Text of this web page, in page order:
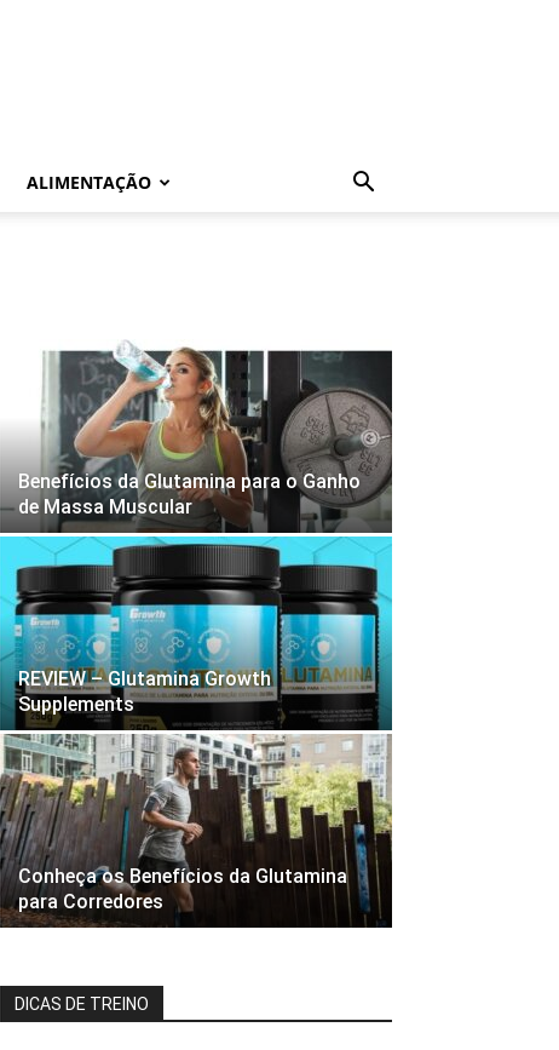
ALIMENTAÇÃO
Benefícios da Glutamina para o Ganho
de Massa Muscular
REVIEW – Glutamina Growth
Supplements
Conheça os Benefícios da Glutamina
para Corredores
DICAS DE TREINO